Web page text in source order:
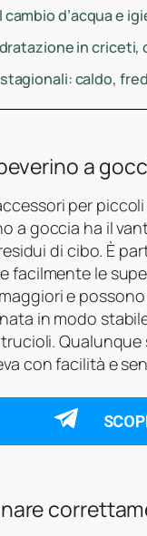
d’acqua e
in criceti,
caldo,
a
per
a goccia ha il
di cibo. È
facilmente le
e
in modo
Qualunque
con facilità e